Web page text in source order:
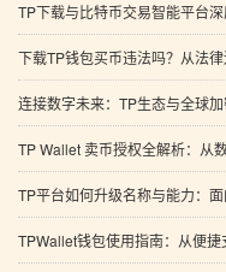
TP下载与比特币交易智能平台深度
下载TP钱包买币违法吗？从法律
连接数字未来：TP生态与全球加密货币
TP Wallet 卖币授权全解析：从
TP平台如何升级名称与能力：面向未来市场的私
TPWallet钱包使用指南：从便